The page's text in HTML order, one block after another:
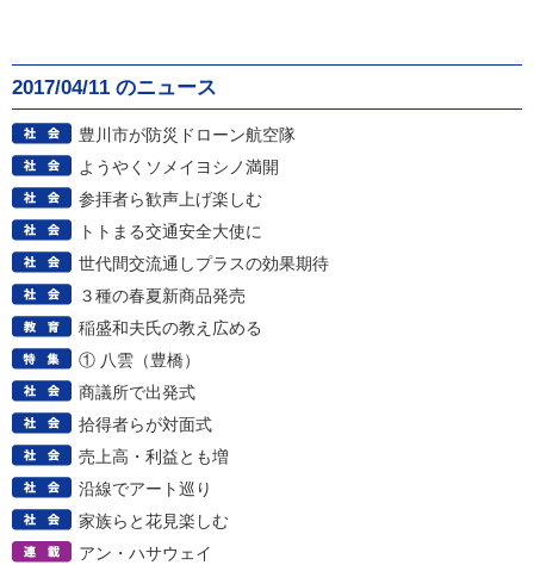
2017/04/11 のニュース
豊川市が防災ドローン航空隊
ようやくソメイヨシノ満開
参拝者ら歓声上げ楽しむ
トトまる交通安全大使に
世代間交流通しプラスの効果期待
３種の春夏新商品発売
稲盛和夫氏の教え広める
① 八雲（豊橋）
商議所で出発式
拾得者らが対面式
売上高・利益とも増
沿線でアート巡り
家族らと花見楽しむ
アン・ハサウェイ